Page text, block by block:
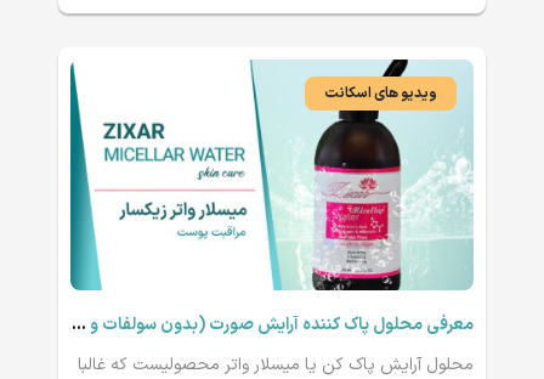
ویدیو های اسکانت
معرفی محلول پاک کننده آرایش صورت (بدون سولفات و پارابن )
محلول آرایش پاک کن یا میسلار واتر محصولیست که غالبا